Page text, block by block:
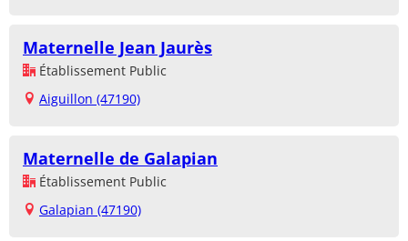
Maternelle Jean Jaurès
Établissement Public
Aiguillon (47190)
Maternelle de Galapian
Établissement Public
Galapian (47190)